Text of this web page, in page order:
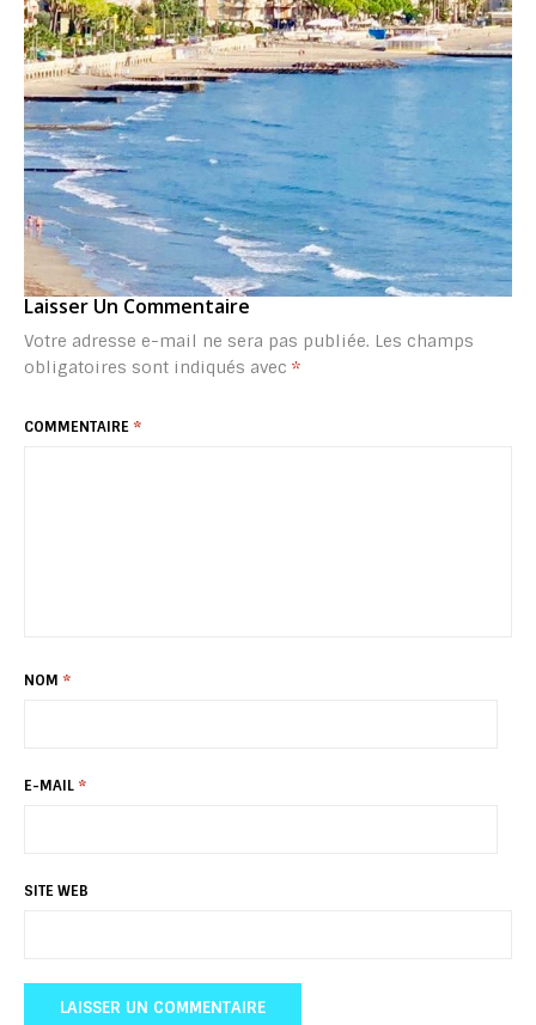
Laisser Un Commentaire
Votre adresse e-mail ne sera pas publiée. Les champs
obligatoires sont indiqués avec *
COMMENTAIRE *
NOM *
E-MAIL *
SITE WEB